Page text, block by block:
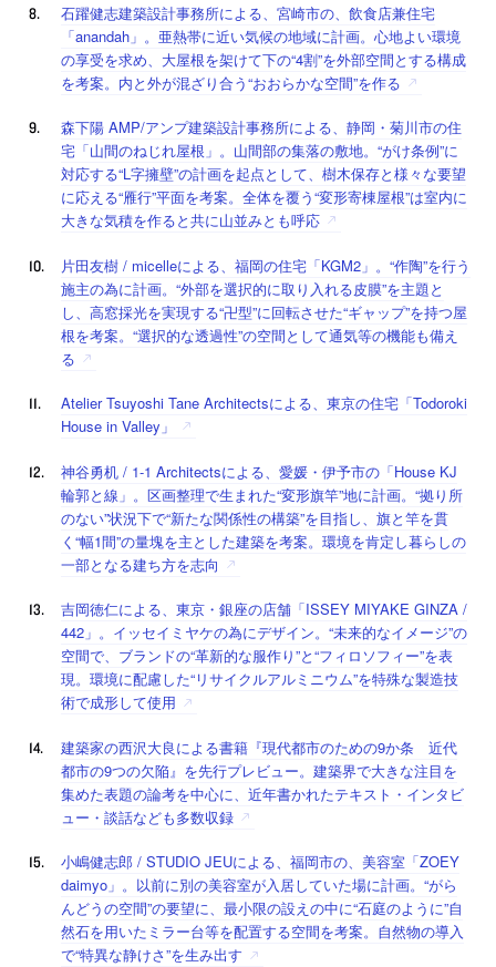
石躍健志建築設計事務所による、宮崎市の、飲食店兼住宅
「anandah」。亜熱帯に近い気候の地域に計画。心地よい環境
の享受を求め、大屋根を架けて下の“4割”を外部空間とする構成
を考案。内と外が混ざり合う“おおらかな空間”を作る
森下陽 AMP/アンプ建築設計事務所による、静岡・菊川市の住
宅「山間のねじれ屋根」。山間部の集落の敷地。“がけ条例”に
対応する“L字擁壁”の計画を起点として、樹木保存と様々な要望
に応える“雁行”平面を考案。全体を覆う“変形寄棟屋根”は室内に
大きな気積を作ると共に山並みとも呼応
片田友樹 / micelleによる、福岡の住宅「KGM2」。“作陶”を行う
施主の為に計画。“外部を選択的に取り入れる皮膜”を主題と
し、高窓採光を実現する“卍型”に回転させた“ギャップ”を持つ屋
根を考案。“選択的な透過性”の空間として通気等の機能も備え
る
Atelier Tsuyoshi Tane Architectsによる、東京の住宅「Todoroki
House in Valley」
神谷勇机 / 1-1 Architectsによる、愛媛・伊予市の「House KJ
輪郭と線」。区画整理で生まれた“変形旗竿”地に計画。“拠り所
のない”状況下で“新たな関係性の構築”を目指し、旗と竿を貫
く“幅1間”の量塊を主とした建築を考案。環境を肯定し暮らしの
一部となる建ち方を志向
吉岡徳仁による、東京・銀座の店舗「ISSEY MIYAKE GINZA /
442」。イッセイミヤケの為にデザイン。“未来的なイメージ”の
空間で、ブランドの“革新的な服作り”と“フィロソフィー”を表
現。環境に配慮した“リサイクルアルミニウム”を特殊な製造技
術で成形して使用
建築家の西沢大良による書籍『現代都市のための9か条 近代
都市の9つの欠陥』を先行プレビュー。建築界で大きな注目を
集めた表題の論考を中心に、近年書かれたテキスト・インタビ
ュー・談話なども多数収録
小嶋健志郎 / STUDIO JEUによる、福岡市の、美容室「ZOEY
daimyo」。以前に別の美容室が入居していた場に計画。“がら
んどうの空間”の要望に、最小限の設えの中に“石庭のように”自
然石を用いたミラー台等を配置する空間を考案。自然物の導入
で“特異な静けさ”を生み出す